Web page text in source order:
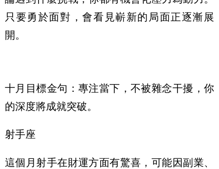
只要勇於面對，會看見嶄新的局面正逐漸展
開。
十月目標金句：專注當下，不被雜念干擾，你
的深度將成就突破。
射手座
這個月射手在財運方面有驚喜，可能因副業、